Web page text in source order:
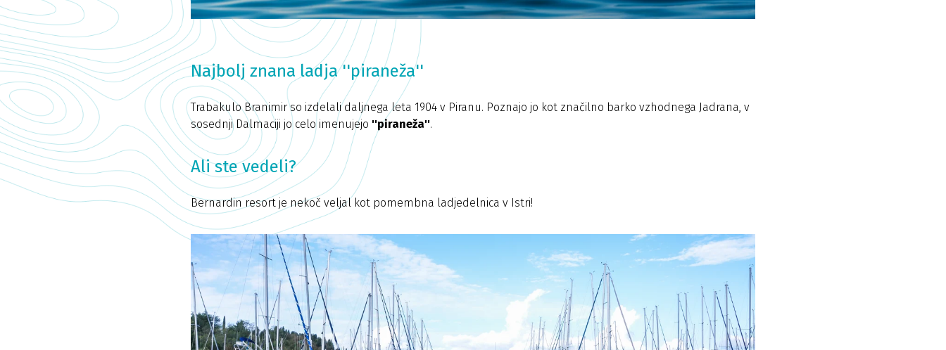
Najbolj znana ladja ''piraneža''
Trabakulo Branimir so izdelali daljnega leta 1904 v Piranu. Poznajo jo kot značilno barko vzhodnega Jadrana, v
sosednji Dalmaciji jo celo imenujejo ''piraneža''.
Ali ste vedeli?
Bernardin resort je nekoč veljal kot pomembna ladjedelnica v Istri!